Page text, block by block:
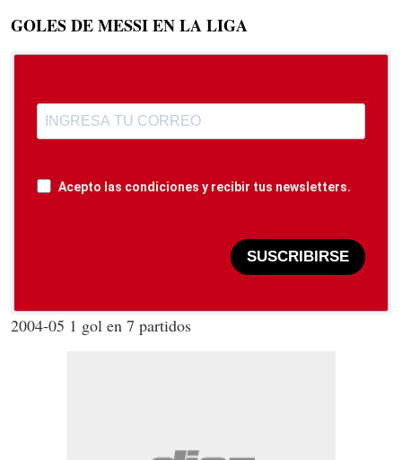
GOLES DE MESSI EN LA LIGA
Acepto las condiciones y recibir tus newsletters.
SUSCRIBIRSE
2004-05 1 gol en 7 partidos